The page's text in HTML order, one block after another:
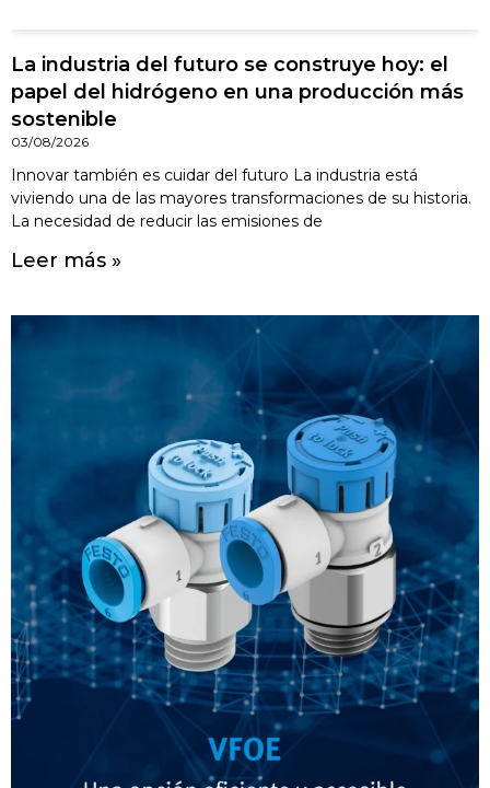
La industria del futuro se construye hoy: el
papel del hidrógeno en una producción más
sostenible
03/08/2026
Innovar también es cuidar del futuro La industria está
viviendo una de las mayores transformaciones de su historia.
La necesidad de reducir las emisiones de
Leer más »